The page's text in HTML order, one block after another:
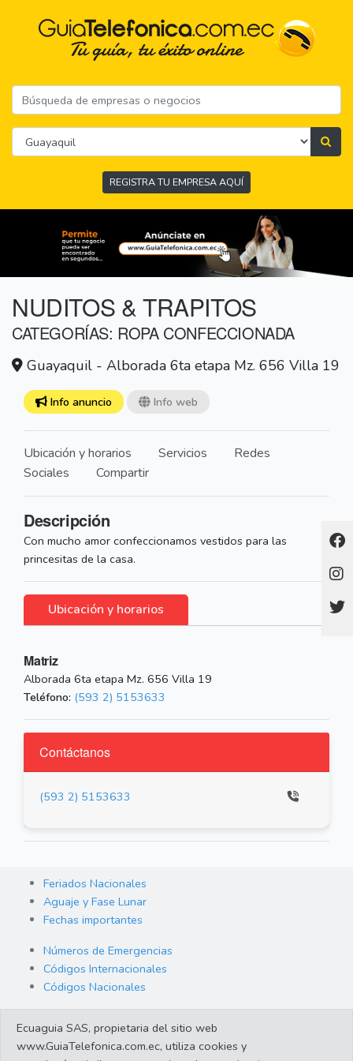
REGISTRA TU EMPRESA AQUÍ
NUDITOS & TRAPITOS
CATEGORÍAS: ROPA CONFECCIONADA
Guayaquil - Alborada 6ta etapa Mz. 656 Villa 19
Info anuncio Info web
Ubicación y horarios Servicios
Redes
Sociales
Compartir
Descripción
Con mucho amor confeccionamos vestidos para las
princesitas de la casa.
Ubicación y horarios
Matriz
Alborada 6ta etapa Mz. 656 Villa 19
Teléfono: (593 2) 5153633
Contáctanos
(593 2) 5153633
Feriados Nacionales
Aguaje y Fase Lunar
Fechas importantes
Números de Emergencias
Códigos Internacionales
Códigos Nacionales
Cambio de Divisas
Enlaces de interes
Ecuaguia SAS, propietaria del sitio web
www.GuiaTelefonica.com.ec, utiliza cookies y